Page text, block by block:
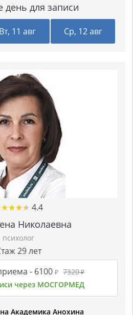
день для записи
Вт, 11 авг Ср, 12 авг
★★★★
★★★★ 4.4
Николаевна
психолог
29 лет
- 6100 ₽ 7320₽
через МОСГОРМЕД
Академика Анохина